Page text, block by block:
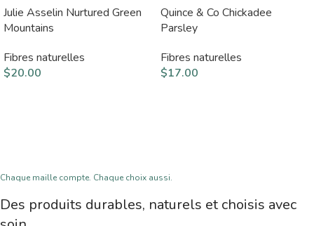
Julie Asselin Nurtured Green
Mountains
Fibres naturelles
$20.00
Quince & Co Chickadee
Parsley
Fibres naturelles
$17.00
Chaque maille compte. Chaque choix aussi.
Des produits durables, naturels et choisis avec